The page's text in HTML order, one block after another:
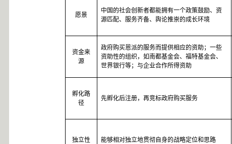
愿景
中国的社会创新者都能拥有一个政策鼓励、资
源匹配、服务齐备、舆论推崇的成长环境
资金来
源
政府购买恩派的服务而提供相应的资助；一些
资助性的组织，如南都基金会、福特基金会、
世界银行等；与企业合作所得资助
孵化路
径
先孵化后注册，再竞标政府购买服务
独立性 能够相对独立地贯彻自身的战略定位和思路